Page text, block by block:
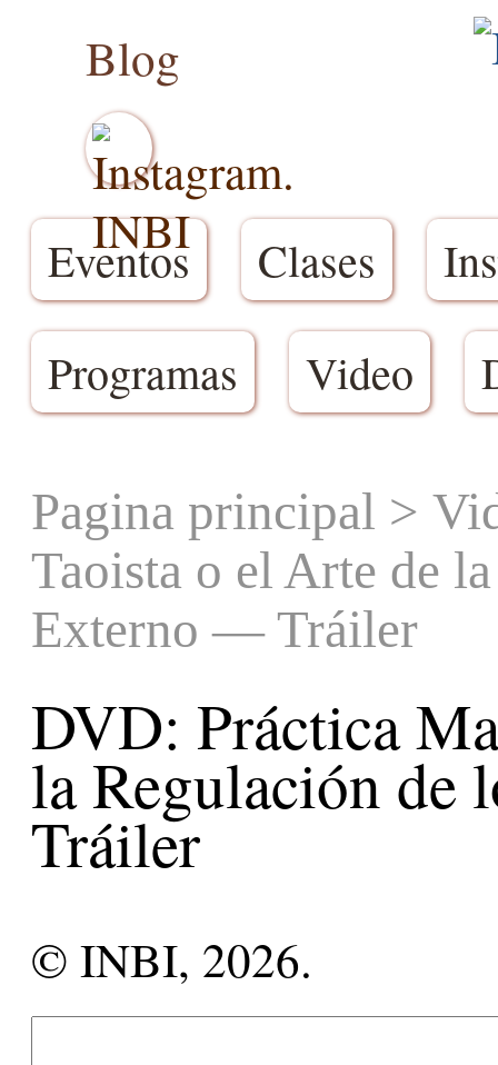
Blog
Eventos Clases
Programas
Video
Pagina principal >
Taoista o el Arte de
Externo — Tráiler
DVD: Práctica
la Regulación
Tráiler
© INBI, 2026.